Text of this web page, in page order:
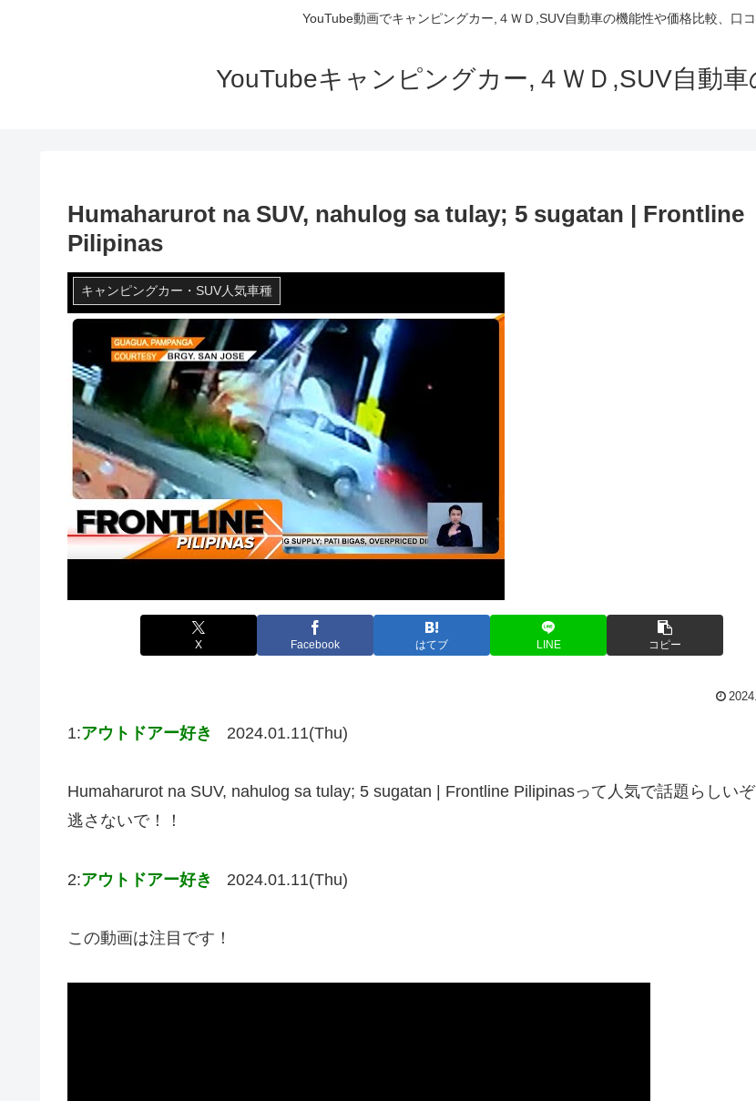
YouTube動画でキャンピングカー,４ＷＤ,SUV自動車の機能性や価格比較、口
YouTubeキャンピングカー,４ＷＤ,SUV自動
Humaharurot na SUV, nahulog sa tulay; 5 sugatan | Frontline
Pilipinas
キャンピングカー・SUV人気車種
X Facebook はてブ LINE コピー
1:アウトドアー好き 2024.01.11(Thu)
Humaharurot na SUV, nahulog sa tulay; 5 sugatan | Frontline Pilipinasって人気で話題らしい
逃さないで！！
2:アウトドアー好き 2024.01.11(Thu)
この動画は注目です！